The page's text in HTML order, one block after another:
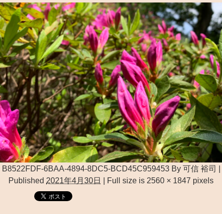
B8522FDF-6BAA-4894-8DC5-BCD45C959453 By 可信 裕司
Published 2021年4月30日 Full size is 2560 × 1847 pixels